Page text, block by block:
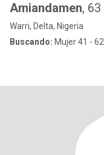
Amiandamen, 63
Warri, Delta, Nigeria
Buscando: Mujer 41 - 62